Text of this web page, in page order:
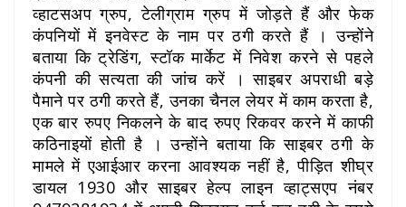
व्हाटसअप ग्रुप, टेलीग्राम ग्रुप में जोड़ते हैं और फेक
कंपनियों में इनवेस्ट के नाम पर ठगी करते हैं । उन्होंने
बताया कि ट्रेडिंग, स्टॉक मार्केट में निवेश करने से पहले
कंपनी की सत्यता की जांच करें । साइबर अपराधी बड़े
पैमाने पर ठगी करते हैं, उनका चैनल लेयर में काम करता है,
एक बार रुपए निकलने के बाद रुपए रिकवर करने में काफी
कठिनाइयों होती है । उन्होंने बताया कि साइबर ठगी के
मामले में एआईआर करना आवश्यक नहीं है, पीड़ित शीघ्र
डायल 1930 और साइबर हेल्प लाइन व्हाट्सएप नंबर